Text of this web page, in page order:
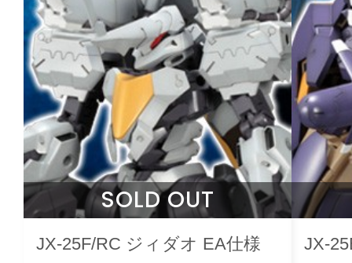
SOLD OUT
JX-25F/RC ジィダオ EA仕様 JX-